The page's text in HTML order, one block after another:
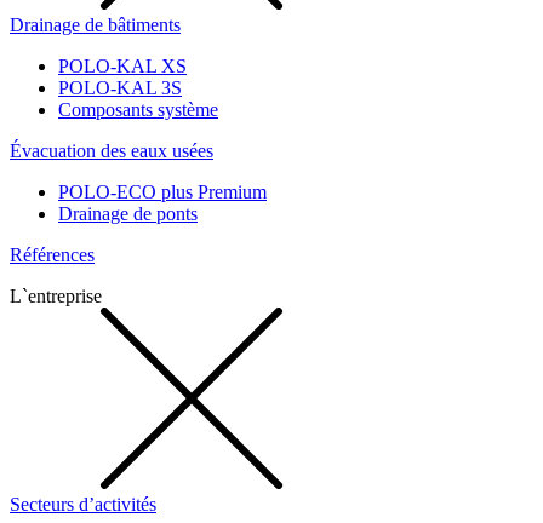
Drainage de bâtiments
POLO-KAL XS
POLO-KAL 3S
Composants système
Évacuation des eaux usées
POLO-ECO plus Premium
Drainage de ponts
Références
L`entreprise
Secteurs d’activités